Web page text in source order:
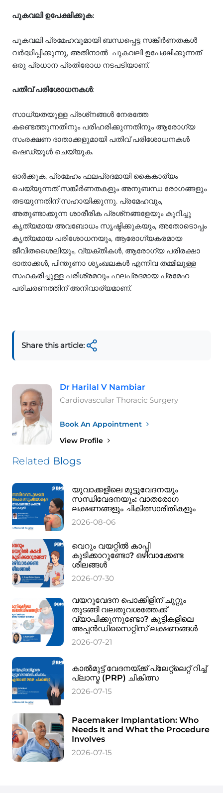
പുകവലി ഉപേക്ഷിക്കുക:
പുകവലി പ്രമേഹവുമായി ബന്ധപ്പെട്ട സങ്കീര്‍ണതകള്‍
വര്‍ദ്ധിപ്പിക്കുന്നു, അതിനാല്‍ പുകവലി ഉപേക്ഷിക്കുന്നത്
ഒരു പ്രധാന പ്രതിരോധ നടപടിയാണ്.
പതിവ് പരിശോധനകള്‍:
സാധ്യതയുള്ള പ്രശ്‌നങ്ങള്‍ നേരത്തേ
കണ്ടെത്തുന്നതിനും പരിഹരിക്കുന്നതിനും ആരോഗ്യ
സംരക്ഷണ ദാതാക്കളുമായി പതിവ് പരിശോധനകള്‍
ഷെഡ്യൂള്‍ ചെയ്യുക.
ഓര്‍ക്കുക, പ്രമേഹം ഫലപ്രദമായി കൈകാര്യം
ചെയ്യുന്നത് സങ്കീര്‍ണതകളും അനുബന്ധ രോഗങ്ങളും
തടയുന്നതിന് സഹായിക്കുന്നു. പ്രമേഹവും,
അതുണ്ടാക്കുന്ന ശാരീരിക പ്രശ്‌നങ്ങളേയും കുറിച്ചു
കൃത്യമായ അവബോധം സൃഷ്ടിക്കുകയും, അതോടൊപ്പം
കൃത്യമായ പരിശോധനയും, ആരോഗ്യകരമായ
ജീവിതശൈലിയും, വ്യക്തികള്‍, ആരോഗ്യ പരിരക്ഷാ
ദാതാക്കള്‍, പിന്തുണാ ശൃംഖലകള്‍ എന്നിവ തമ്മിലുള്ള
സഹകരിച്ചുള്ള പരിശ്രമവും ഫലപ്രദമായ പ്രമേഹ
പരിചരണത്തിന് അനിവാര്യമാണ്.
Share this article:
Dr Harilal V Nambiar
Cardiovascular Thoracic Surgery
Book An Appointment
View Profile
Related Blogs
യുവാക്കളിലെ മുട്ടുവേദനയും
സന്ധിവേദനയും: വാതരോഗ
ലക്ഷണങ്ങളും ചികിത്സാരീതികളും
2026-08-06
വെറും വയറ്റിൽ കാപ്പി
കുടിക്കാറുണ്ടോ? ഒഴിവാക്കേണ്ട
ശീലങ്ങൾ
2026-07-30
വയറുവേദന പൊക്കിളിന് ചുറ്റും
തുടങ്ങി വലതുവശത്തേക്ക്
വ്യാപിക്കുന്നുണ്ടോ? കുട്ടികളിലെ
അപ്പൻഡിസൈറ്റിസ് ലക്ഷണങ്ങൾ
2026-07-21
കാൽമുട്ട് വേദനയ്ക്ക് പ്ലേറ്റ്‌ലെറ്റ് റിച്ച്
പ്ലാസ്മ (PRP) ചികിത്സ
2026-07-15
Pacemaker Implantation: Who
Needs It and What the Procedure
Involves
2026-07-15